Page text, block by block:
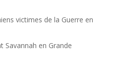
victimes de la Guerre en
Savannah en Grande